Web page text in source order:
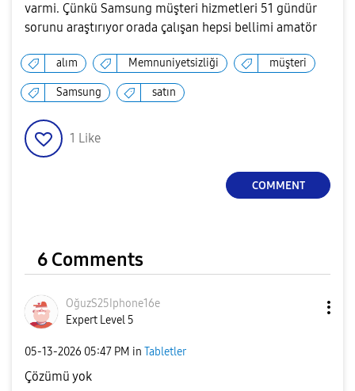
varmi. Çünkü Samsung müşteri hizmetleri 51 gündür
sorunu araştırıyor orada çalışan hepsi bellimi amatör
alım Memnuniyetsizliği müşteri
Samsung satın
1 Like
COMMENT
6 Comments
OğuzS25Iphone16e
Expert Level 5
‎05-13-2026 05:47 PM in Tabletler
Çözümü yok